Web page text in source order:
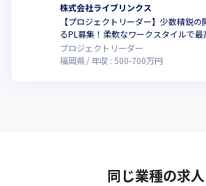
株式会社ライブリンクス
【プロジェクトリーダー】少数精鋭
るPL募集！柔軟なワークスタイルで
プロジェクトリーダー
福岡県
年収 :500-700万円
同じ業種の求人